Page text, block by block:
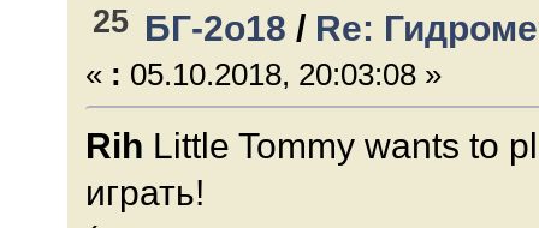
25 БГ-2о18 / Re:
« : 05.10.2018, 20:03:08 »
Rih Little Tommy wants to
играть!